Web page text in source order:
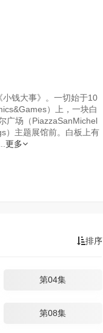
钱大事》。一切始于10
）上，一块白
广场（PiazzaSanMichel
）主题展馆前。白板上有
更多
排序
第04集
第08集